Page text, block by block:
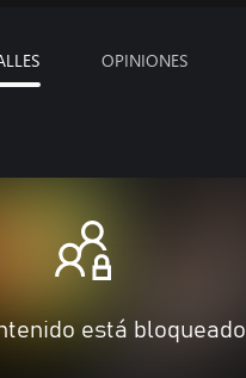
OPINIONES
está bloqueado